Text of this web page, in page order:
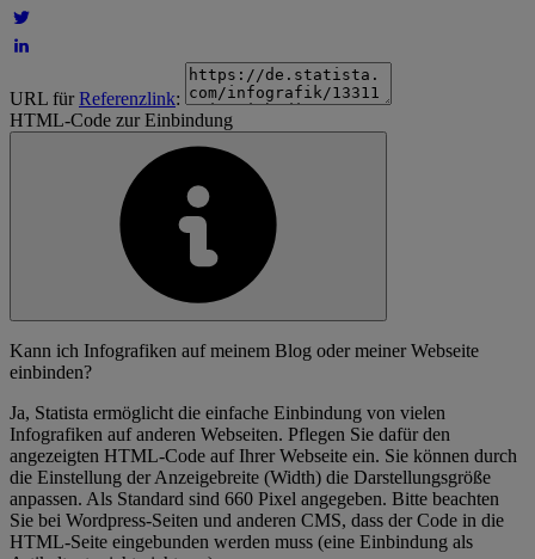
URL fürReferenzlink:
HTML-Code zur Einbindung
Kann ich Infografiken auf meinem Blog oder meiner Webseite
einbinden?
Ja, Statista ermöglicht die einfache Einbindung von vielen
Infografiken auf anderen Webseiten. Pflegen Sie dafür den
angezeigten HTML-Code auf Ihrer Webseite ein. Sie können durch
die Einstellung der Anzeigebreite (Width) die Darstellungsgröße
anpassen. Als Standard sind 660 Pixel angegeben. Bitte beachten
Sie bei Wordpress-Seiten und anderen CMS, dass der Code in die
HTML-Seite eingebunden werden muss (eine Einbindung als